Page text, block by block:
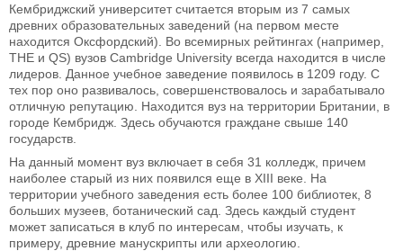
Кембриджский университет считается вторым из 7 самых
древних образовательных заведений (на первом месте
находится Оксфордский). Во всемирных рейтингах (например,
THE и QS) вузов Cambridge University всегда находится в числе
лидеров. Данное учебное заведение появилось в 1209 году. С
тех пор оно развивалось, совершенствовалось и зарабатывало
отличную репутацию. Находится вуз на территории Британии, в
городе Кембридж. Здесь обучаются граждане свыше 140
государств.
На данный момент вуз включает в себя 31 колледж, причем
наиболее старый из них появился еще в XIII веке. На
территории учебного заведения есть более 100 библиотек, 8
больших музеев, ботанический сад. Здесь каждый студент
может записаться в клуб по интересам, чтобы изучать, к
примеру, древние манускрипты или археологию.